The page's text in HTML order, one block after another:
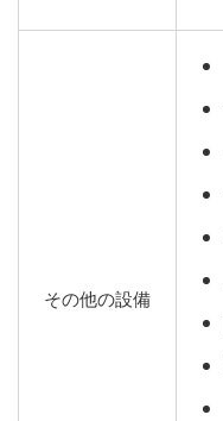
その他の設備